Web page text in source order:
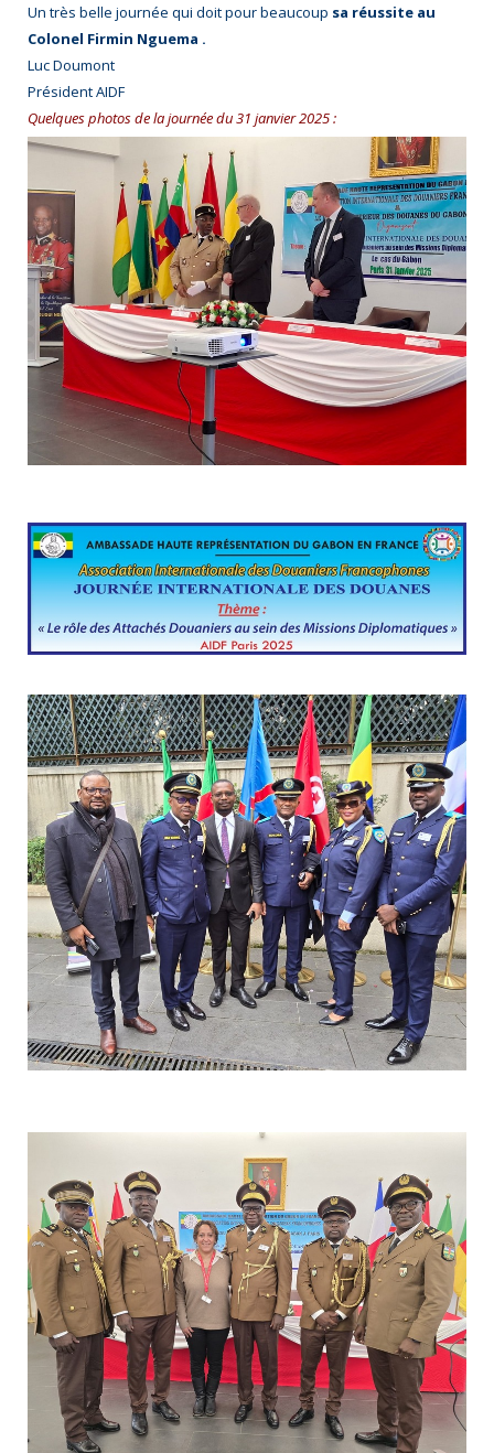
Un très belle journée qui doit pour beaucoup sa réussite au
Colonel Firmin Nguema .
Luc Doumont
Président AIDF
Quelques photos de la journée du 31 janvier 2025 :